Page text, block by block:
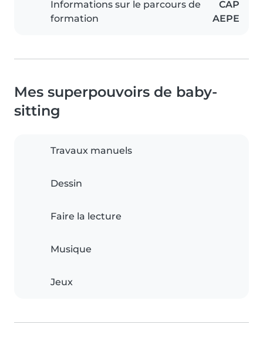
Informations sur le parcours de
formation
CAP
AEPE
Mes superpouvoirs de baby-
sitting
Travaux manuels
Dessin
Faire la lecture
Musique
Jeux